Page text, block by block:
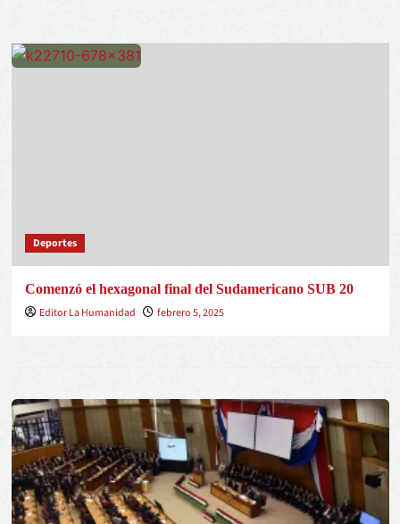
Deportes
Comenzó el hexagonal final del Sudamericano SUB 20
Editor La Humanidad
febrero 5, 2025